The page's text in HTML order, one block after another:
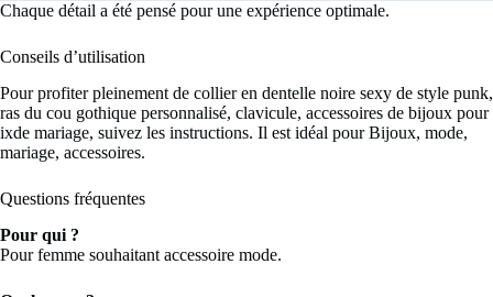
Chaque détail a été pensé pour une expérience optimale.
Conseils d’utilisation
Pour profiter pleinement de collier en dentelle noire sexy de style punk,
ras du cou gothique personnalisé, clavicule, accessoires de bijoux pour
ixde mariage, suivez les instructions. Il est idéal pour Bijoux, mode,
mariage, accessoires.
Questions fréquentes
Pour qui ?
Pour femme souhaitant accessoire mode.